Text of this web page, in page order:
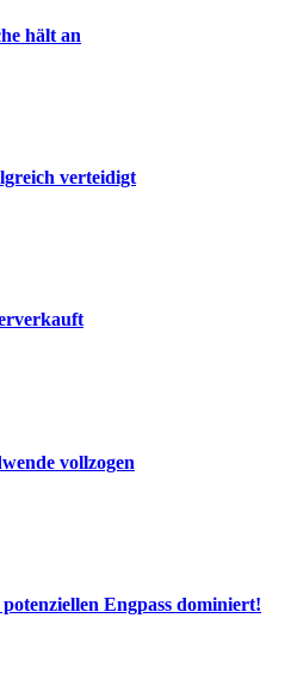
hält an
verteidigt
vollzogen
Engpass dominiert!